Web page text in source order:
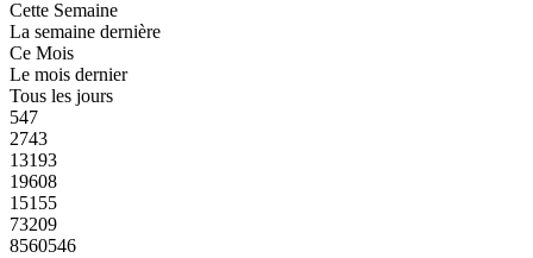
Cette Semaine
La semaine dernière
Ce Mois
Le mois dernier
Tous les jours
547
2743
13193
19608
15155
73209
8560546